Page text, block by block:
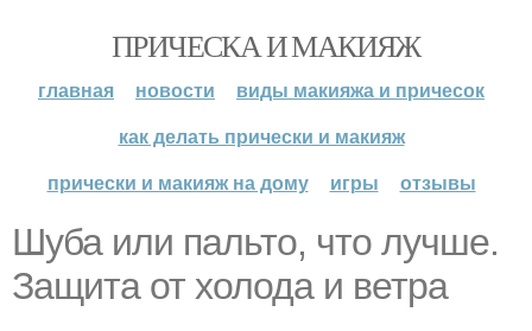
ПРИЧЕСКА И МАКИЯЖ
главная новости
виды макияжа и причесок
как делать прически и макияж
прически и макияж на дому
игры отзывы
Шуба или пальто, что лучше.
Защита от холода и ветра